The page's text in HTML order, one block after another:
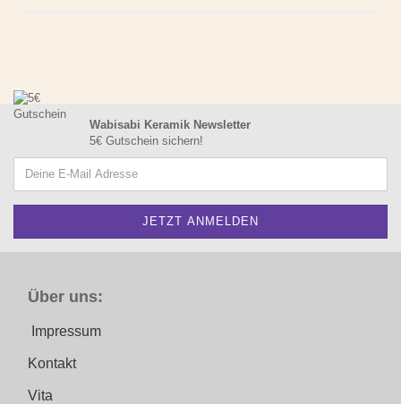
Wabisabi Keramik Newsletter
5€ Gutschein sichern!
Über uns:
Impressum
Kontakt
Vita